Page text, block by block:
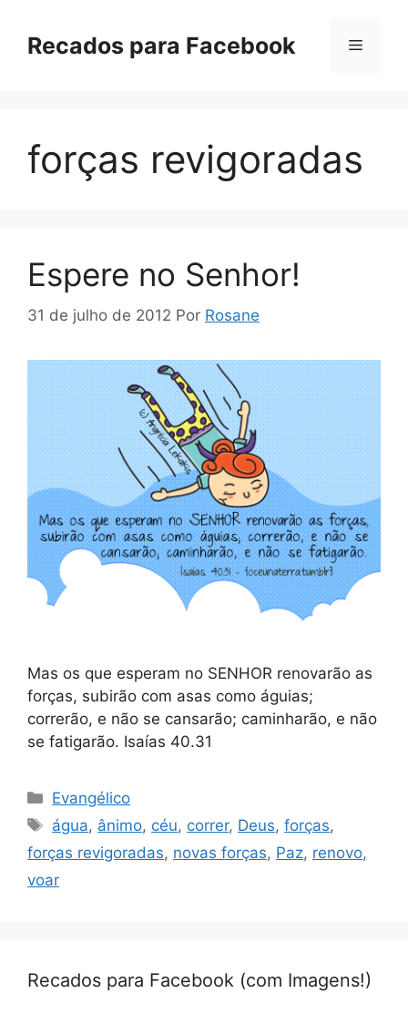
paraRecados para Facebook Menu
forças revigoradas
Espere no Senhor!
31 de julho de 2012 Por Rosane
Mas os que esperam no SENHOR renovarão as
forças, subirão com asas como águias;
correrão, e não se cansarão; caminharão, e não
se fatigarão. Isaías 40.31
Categorias
Evangélico
Tags
água, ânimo, céu, correr, Deus,forças,
forças revigoradas, novas forças, Paz, renovo,
voar
Recados para Facebook (com Imagens!)